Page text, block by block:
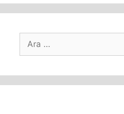
için